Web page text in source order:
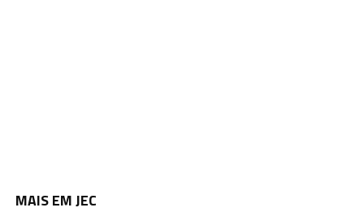
MAIS EM JEC